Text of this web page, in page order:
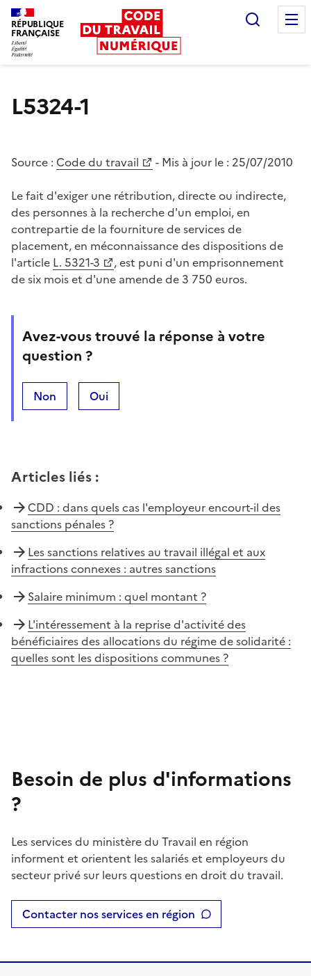
RÉPUBLIQUE
FRANÇAISE
L5324-1
Source : Code du travail - Mis à jour le : 25/07/2010
Le fait d'exiger une rétribution, directe ou indirecte,
des personnes à la recherche d'un emploi, en
contrepartie de la fourniture de services de
placement, en méconnaissance des dispositions de
l'article L. 5321-3
, est puni d'un emprisonnement
de six mois et d'une amende de 3 750 euros.
Avez-vous trouvé la réponse à votre
question ?
Non Oui
Articles liés :
CDD : dans quels cas l'employeur encourt-il des
sanctions pénales ?
Les sanctions relatives au travail illégal et aux
infractions connexes : autres sanctions
Salaire minimum : quel montant ?
L'intéressement à la reprise d'activité des
bénéficiaires des allocations du régime de solidarité :
quelles sont les dispositions communes ?
Besoin de plus d'informations
?
Les services du ministère du Travail en région
informent et orientent les salariés et employeurs du
secteur privé sur leurs questions en droit du travail.
Contacter nos services en région